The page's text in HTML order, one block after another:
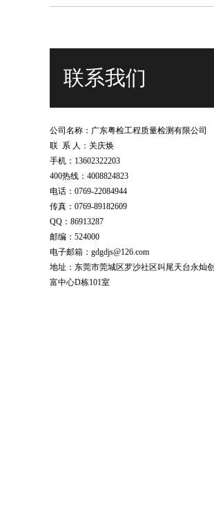
联系我们
公司名称：广东粤检工程质量检测有限公司
联 系 人：关庆焕
手机：13602322203
400热线：4008824823
电话：0769-22084944
传真：0769-89182609
QQ：86913287
邮编：524000
电子邮箱：gdgdjs@126.com
地址：东莞市莞城区罗沙社区叫尾天台永灿创
富中心D栋101室